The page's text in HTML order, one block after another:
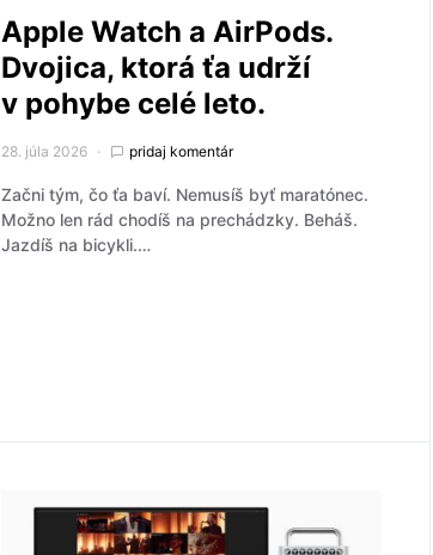
Apple Watch a AirPods.
Dvojica, ktorá ťa udrží
v pohybe celé leto.
28. júla 2026 pridaj komentár
Začni tým, čo ťa baví. Nemusíš byť maratónec.
Možno len rád chodíš na prechádzky. Beháš.
Jazdíš na bicykli.…